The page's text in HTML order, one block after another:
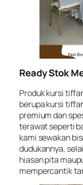
Ready Stok
Produk kursi
berupa kursi
premium dan
terawat seperti
kami sewakan
dudukannya,
hiasan pita
mempercantik